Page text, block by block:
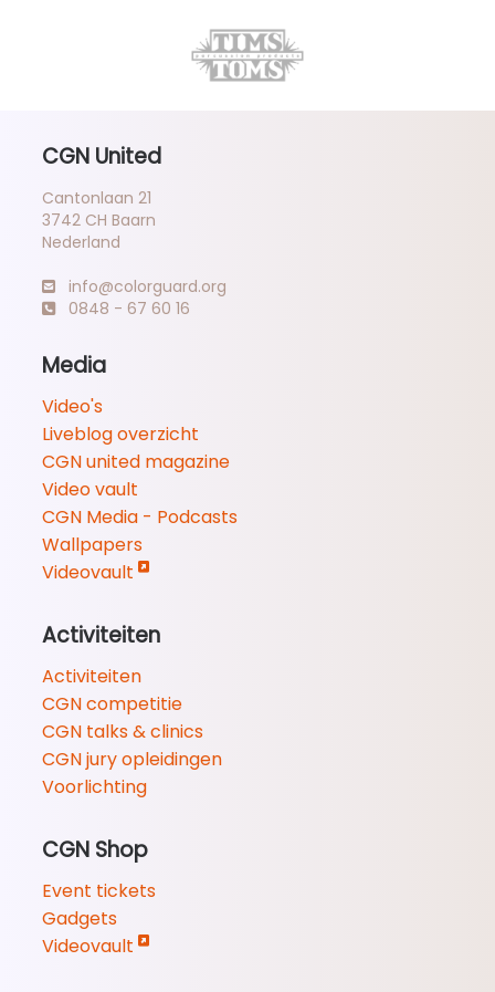
CGN United
Cantonlaan 21
3742 CH Baarn
Nederland
info@colorguard.org
0848 - 67 60 16
Media
Video's
Liveblog overzicht
CGN united magazine
Video vault
CGN Media - Podcasts
Wallpapers
Videovault
Activiteiten
Activiteiten
CGN competitie
CGN talks & clinics
CGN jury opleidingen
Voorlichting
CGN Shop
Event tickets
Gadgets
Videovault